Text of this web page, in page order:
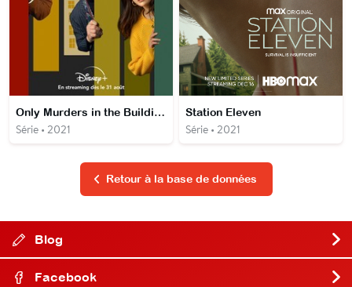
Only Murders in the Building
Série • 2021
Station Eleven
Série • 2021
Retour à la base de données
Blog
Facebook